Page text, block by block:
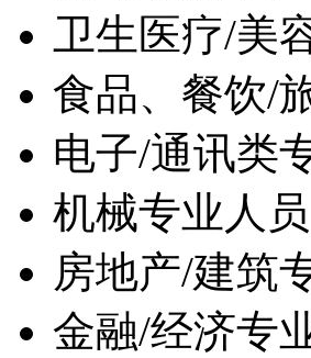
卫生医疗/美
食品、餐饮/
电子/通讯类
机械专业人员
房地产/建筑
金融/经济专